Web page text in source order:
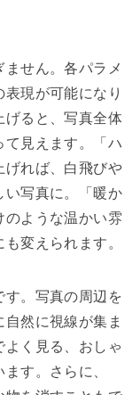
せん。各パラメ
現が可能になり
げると、写真全体
て見えます。「ハ
げれば、白飛びや
い写真に。「暖か
ような温かい雰
変えられます。
。写真の周辺を
然に視線が集ま
く見る、おしゃ
す。さらに、